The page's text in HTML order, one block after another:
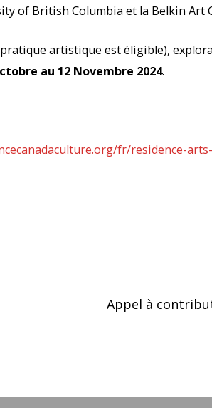
of British Columbia et la Belkin Art
artistique est éligible),
au 12 Novembre 2024.
fr/residence-
Appel à